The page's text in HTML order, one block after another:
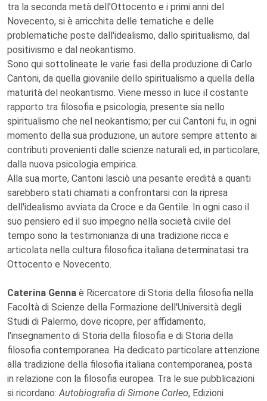
tra la seconda metà dell'Ottocento e i primi anni del
Novecento, si è arricchita delle tematiche e delle
problematiche poste dall'idealismo, dallo spiritualismo, dal
positivismo e dal neokantismo.
Sono qui sottolineate le varie fasi della produzione di Carlo
Cantoni, da quella giovanile dello spiritualismo a quella della
maturità del neokantismo. Viene messo in luce il costante
rapporto tra filosofia e psicologia, presente sia nello
spiritualismo che nel neokantismo; per cui Cantoni fu, in ogni
momento della sua produzione, un autore sempre attento ai
contributi provenienti dalle scienze naturali ed, in particolare,
dalla nuova psicologia empirica.
Alla sua morte, Cantoni lasciò una pesante eredità a quanti
sarebbero stati chiamati a confrontarsi con la ripresa
dell'idealismo avviata da Croce e da Gentile. In ogni caso il
suo pensiero ed il suo impegno nella società civile del
tempo sono la testimonianza di una tradizione ricca e
articolata nella cultura filosofica italiana determinatasi tra
Ottocento e Novecento.
Caterina Genna è Ricercatore di Storia della filosofia nella
Facoltà di Scienze della Formazione dell'Università degli
Studi di Palermo, dove ricopre, per affidamento,
l'insegnamento di Storia della filosofia e di Storia della
filosofia contemporanea. Ha dedicato particolare attenzione
alla tradizione della filosofia italiana contemporanea, posta
in relazione con la filosofia europea. Tra le sue pubblicazioni
si ricordano:Autobiografia di Simone Corleo, Edizioni